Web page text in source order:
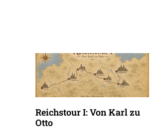
Reichstour I: Von Karl zu
Otto